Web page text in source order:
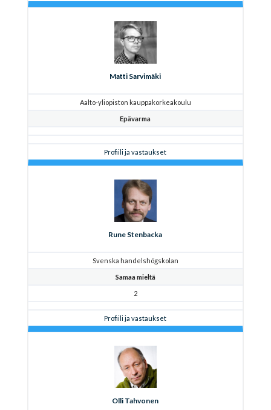
Matti Sarvimäki
Aalto-yliopiston kauppakorkeakoulu
Epävarma
Profiili ja vastaukset
Rune Stenbacka
Svenska handelshögskolan
Samaa mieltä
2
Profiili ja vastaukset
Olli Tahvonen